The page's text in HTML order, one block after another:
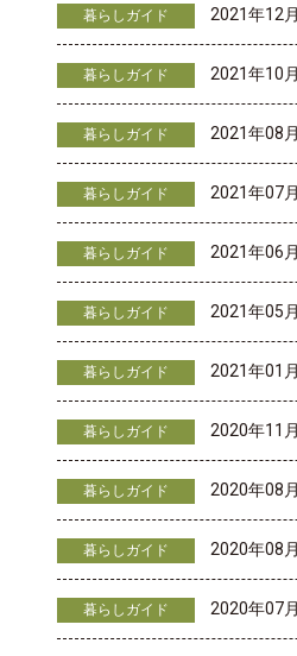
暮らしガイド 2021年12
暮らしガイド 2021年10
暮らしガイド 2021年08
暮らしガイド 2021年07
暮らしガイド 2021年06
暮らしガイド 2021年05
暮らしガイド 2021年01
暮らしガイド 2020年11
暮らしガイド 2020年08
暮らしガイド 2020年08
暮らしガイド 2020年07